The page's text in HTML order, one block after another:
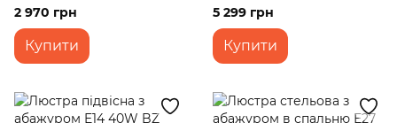
(BKL-654S/5)
2 970 грн
Купити
621S/5)
5 299 грн
Купити